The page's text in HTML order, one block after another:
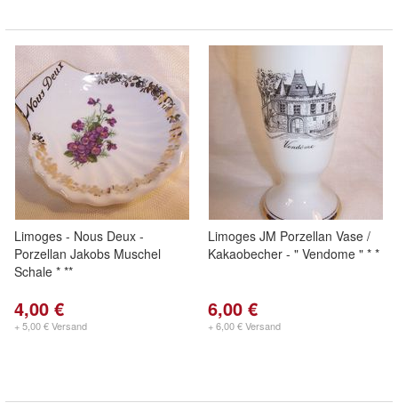
Limoges - Nous Deux -
Porzellan Jakobs Muschel
Schale * **
4,00 €
+ 5,00 € Versand
Limoges JM Porzellan Vase /
Kakaobecher - " Vendome " * *
6,00 €
+ 6,00 € Versand